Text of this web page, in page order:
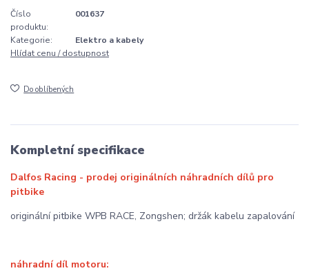
Číslo
produktu:
001637
Kategorie:
Elektro a kabely
Hlídat cenu / dostupnost
Do oblíbených
Kompletní specifikace
Dalfos Racing - prodej originálních náhradních dílů pro
pitbike
originální pitbike WPB RACE, Zongshen; držák kabelu zapalování
náhradní díl motoru: